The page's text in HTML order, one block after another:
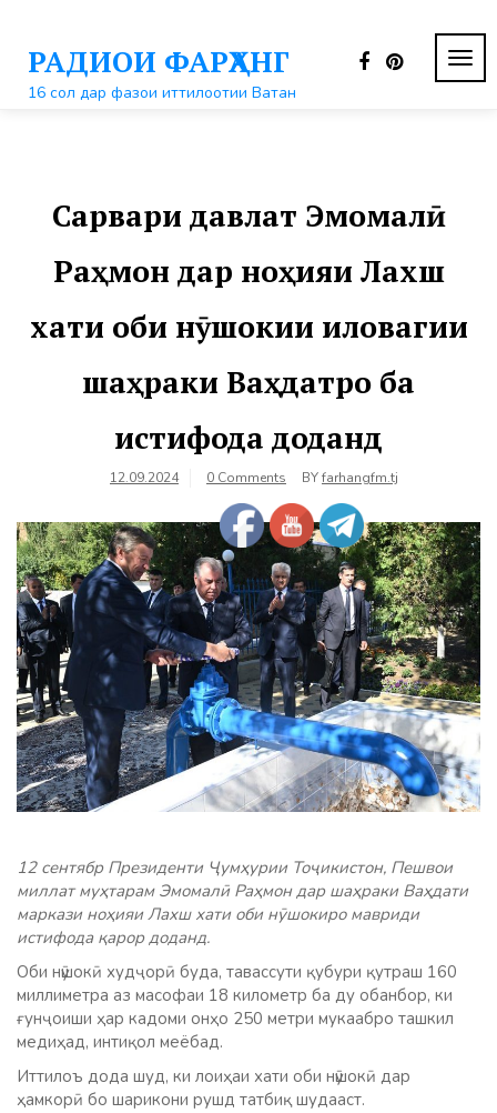
контентуРАДИОИ ФАРҲАНГ
16 сол дар фазои иттилоотии Ватан
Сарвари давлат Эмомалӣ
Раҳмон дар ноҳияи Лахш
хати оби нӯшокии иловагии
шаҳраки Ваҳдатро ба
истифода доданд
12.09.2024 0 Comments BYfarhangfm.tj
12 сентябр Президенти Ҷумҳурии Тоҷикистон, Пешвои
миллат муҳтарам Эмомалӣ Раҳмон дар шаҳраки Ваҳдати
маркази ноҳияи Лахш хати оби нӯшокиро мавриди
истифода қарор доданд.
Оби нӯшокӣ худҷорӣ буда, тавассути қубури қутраш 160
миллиметра аз масофаи 18 километр ба ду обанбор, ки
ғунҷоиши ҳар кадоми онҳо 250 метри мукаабро ташкил
медиҳад, интиқол меёбад.
Иттилоъ дода шуд, ки лоиҳаи хати оби нӯшокӣ дар
ҳамкорӣ бо шарикони рушд татбиқ шудааст.